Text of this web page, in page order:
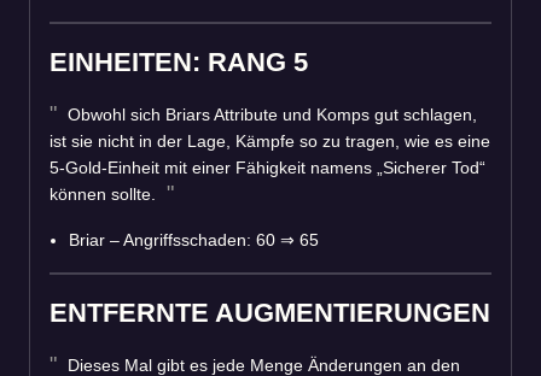
EINHEITEN: RANG 5
Obwohl sich Briars Attribute und Komps gut schlagen,
ist sie nicht in der Lage, Kämpfe so zu tragen, wie es eine
5-Gold-Einheit mit einer Fähigkeit namens „Sicherer Tod“
können sollte.
Briar – Angriffsschaden: 60 ⇒ 65
ENTFERNTE AUGMENTIERUNGEN
Dieses Mal gibt es jede Menge Änderungen an den